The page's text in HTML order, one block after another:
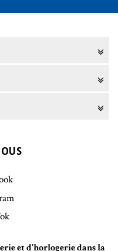
et d'horlogerie dans la